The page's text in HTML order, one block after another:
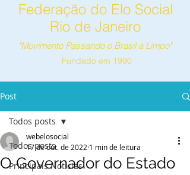
Federação do Elo Social
Rio de Janeiro
"Movimento Passando o Brasil a Limpo"
Fundado em 1990
Post
Todos posts
Principais Notícias
Todos posts
O Governador do Estado
webelosocial
17 de out. de 2022 1 min de leitura